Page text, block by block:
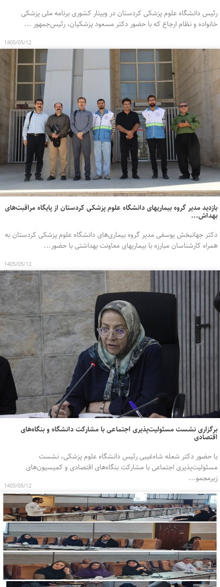
رئیس دانشگاه علوم پزشکی کردستان در وبینار کشوری برنامه ملی پزشکی
خانواده و نظام ارجاع که با حضور دکتر مسعود پزشکیان، رئیس‌جمهور ...
1405/05/12
بازدید مدیر گروه بیماریهای دانشگاه علوم پزشکی کردستان از پایگاه مراقبت‌های
بهداش...
دکتر جهانبخش یوسفی مدیر گروه بیماری‌های دانشگاه علوم پزشکی کردستان به
همراه کارشناسان مبارزه با بیماریهای معاونت بهداشتی با حضور...
1405/05/12
برگزاری نشست مسئولیت‌پذیری اجتماعی با مشارکت دانشگاه و بنگاه‌های
اقتصادی
با حضور دکتر شعله شاه‌غیبی رئیس دانشگاه علوم پزشکی، نشست
مسئولیت‌پذیری اجتماعی با مشارکت بنگاه‌های اقتصادی و کمیسیون‌های
زیرمجمو...
1405/05/12